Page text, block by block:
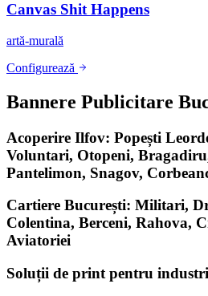
Canvas Shit Happens
artă-murală
Configurează
Bannere Publicitare
Acoperire Ilfov: Popești
Voluntari, Otopeni,
Pantelimon, Snagov,
Cartiere București: Militari,
Colentina, Berceni, Rahova,
Aviatoriei
Soluții de print pentru